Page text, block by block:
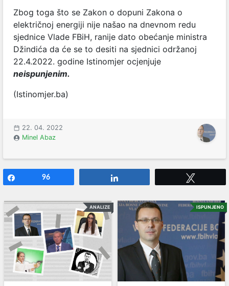
Zbog toga što se Zakon o dopuni Zakona o
električnoj energiji nije našao na dnevnom redu
sjednice Vlade FBiH, ranije dato obećanje ministra
Džindića da će se to desiti na sjednici održanoj
22.4.2022. godine Istinomjer ocjenjuje
neispunjenim.
(Istinomjer.ba)
22. 04. 2022
Minel Abaz
96
ANALIZE ISPUNJENO